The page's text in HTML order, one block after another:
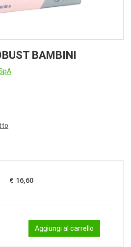
BAMBINI
Prezzo
€ 16,60
Aggiungi al carrello